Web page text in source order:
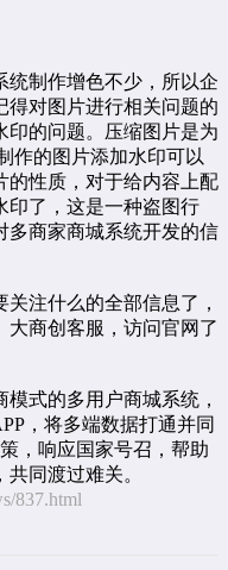
制作增色不少，所以企
得对图片进行相关问题的
印的问题。压缩图片是为
作的图片添加水印可以
的性质，对于给内容上配
印了，这是一种盗图行
多商家商城系统开发的信
注什么的全部信息了，
大商创客服，访问官网了
式的多用户商城系统 ，
，将多端数据打通并同
，响应国家号召，帮助
同渡过难关。
837.html